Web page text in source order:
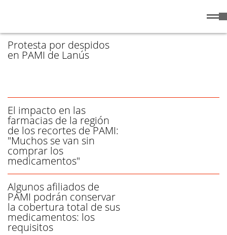
Protesta por despidos
en PAMI de Lanús
El impacto en las
farmacias de la región
de los recortes de PAMI:
"Muchos se van sin
comprar los
medicamentos"
Algunos afiliados de
PAMI podrán conservar
la cobertura total de sus
medicamentos: los
requisitos